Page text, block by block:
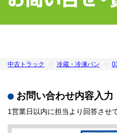
中古トラック 冷蔵・冷凍バン
お問い合わせ内容入力
1営業日以内に担当より回答させ